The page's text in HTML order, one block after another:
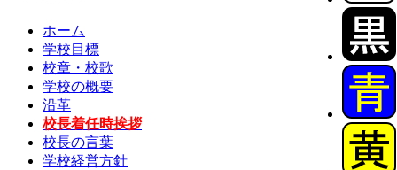
ホーム
学校目標
校章・校歌
学校の概要
沿革
校長着任時挨拶
校長の言葉
学校経営方針